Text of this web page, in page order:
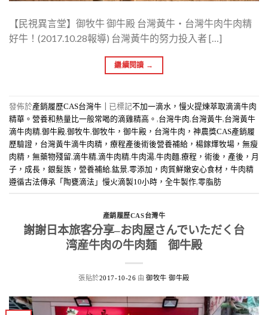
【民視異言堂】御牧牛 御牛殿 台灣黃牛‧台灣牛肉牛肉精
好牛！(2017.10.28報導) 台灣黃牛的努力投入者 […]
繼續閱讀 →
發佈於產銷履歷CAS台灣牛 已標記不加一滴水，慢火提煉萃取滴滴牛肉
精華。營養和熱量比一般常喝的滴雞精高。 ,台灣牛肉,台灣黃牛,台灣黃牛
滴牛肉精,御牛殿,御牧牛,御牧牛，御牛殿，台灣牛肉，神農獎CAS產銷履
歷驗證，台灣黃牛滴牛肉精，療程產後術後營養補給，楊鎵燡牧場，無瘦
肉精，無藥物殘留,滴牛精,滴牛肉精,牛肉湯,牛肉麵,療程，術後，產後，月
子，成長，銀髮族，營養補給,鈜景,零添加，肉質鮮嫩安心食材，牛肉精
遵循古法傳承「陶甕滴法」慢火滴製10小時，全牛製作,零脂肪
產銷履歷CAS台灣牛
謝謝日本旅客分享–お肉屋さんでいただく台
湾産牛肉の牛肉麺 御牛殿
張貼於2017-10-26 由御牧牛 御牛殿